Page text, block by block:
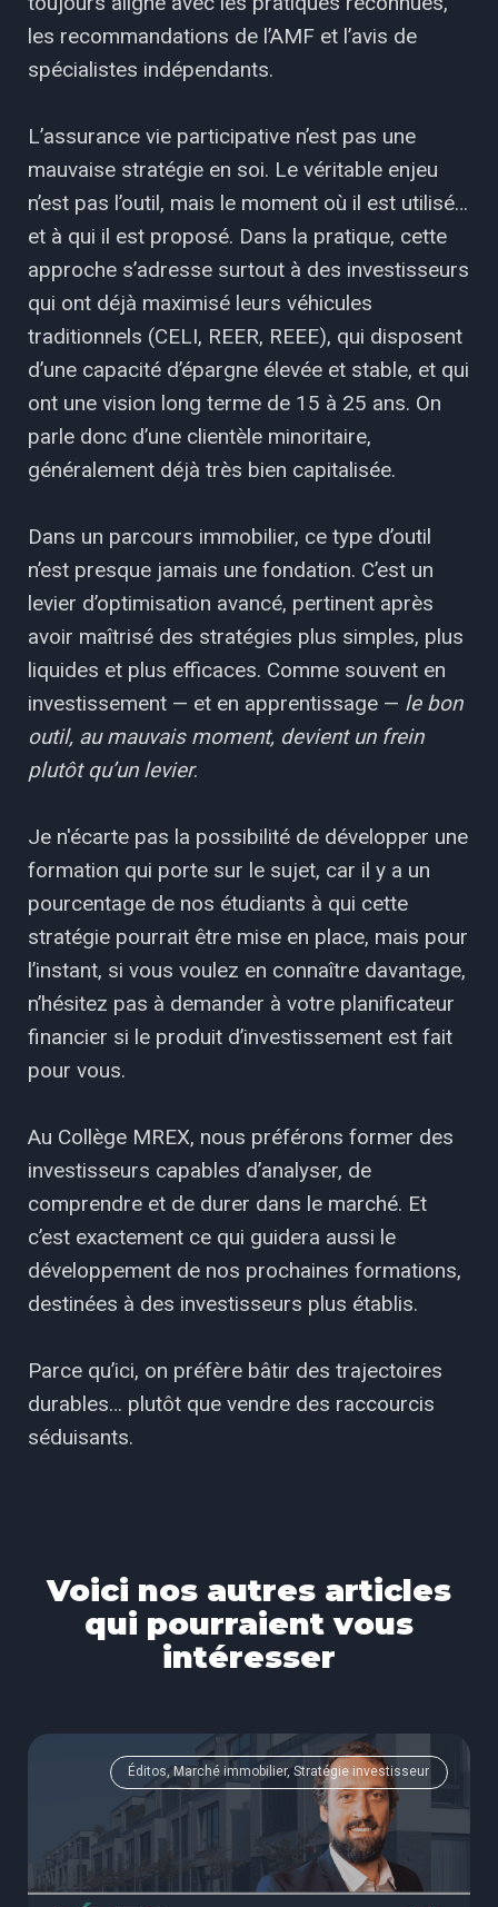
les recommandations de l’AMF et l’avis de
spécialistes indépendants.
L’assurance vie participative n’est pas une
mauvaise stratégie en soi. Le véritable enjeu
n’est pas l’outil, mais le moment où il est utilisé…
et à qui il est proposé. Dans la pratique, cette
approche s’adresse surtout à des investisseurs
qui ont déjà maximisé leurs véhicules
traditionnels (CELI, REER, REEE), qui disposent
d’une capacité d’épargne élevée et stable, et qui
ont une vision long terme de 15 à 25 ans. On
parle donc d’une clientèle minoritaire,
généralement déjà très bien capitalisée.
Dans un parcours immobilier, ce type d’outil
n’est presque jamais une fondation. C’est un
levier d’optimisation avancé, pertinent après
avoir maîtrisé des stratégies plus simples, plus
liquides et plus efficaces. Comme souvent en
investissement — et en apprentissage — le bon
outil, au mauvais moment, devient un frein
plutôt qu’un levier.
Je n'écarte pas la possibilité de développer une
formation qui porte sur le sujet, car il y a un
pourcentage de nos étudiants à qui cette
stratégie pourrait être mise en place, mais pour
l’instant, si vous voulez en connaître davantage,
n’hésitez pas à demander à votre planificateur
financier si le produit d’investissement est fait
pour vous.
Au Collège MREX, nous préférons former des
investisseurs capables d’analyser, de
comprendre et de durer dans le marché. Et
c’est exactement ce qui guidera aussi le
développement de nos prochaines formations,
destinées à des investisseurs plus établis.
Parce qu’ici, on préfère bâtir des trajectoires
durables… plutôt que vendre des raccourcis
séduisants.
Voici nos autres articles
qui pourraient vous
intéresser
Éditos, Marché immobilier, Stratégie investisseur